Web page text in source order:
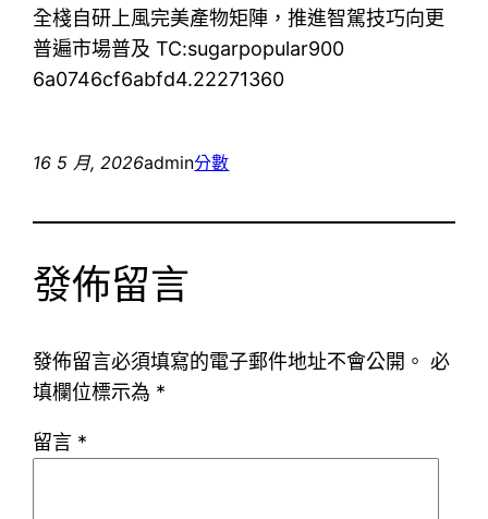
全棧自研上風完美產物矩陣，推進智駕技巧向更
普遍市場普及 TC:sugarpopular900
6a0746cf6abfd4.22271360
16 5 月, 2026admin分數
發佈留言
發佈留言必須填寫的電子郵件地址不會公開。 必
填欄位標示為 *
留言 *